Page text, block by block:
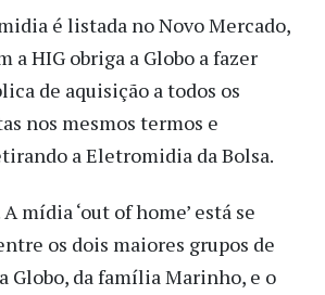
é listada no Novo Mercado,
a HIG obriga a Globo a fazer
de aquisição a todos os
nos mesmos termos e
a Eletromidia da Bolsa.
mídia ‘out of home’ está se
os dois maiores grupos de
Globo, da família Marinho, e o